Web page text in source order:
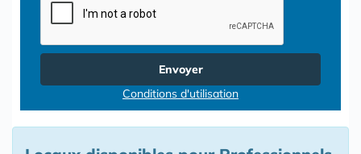
Envoyer
Conditions d'utilisation